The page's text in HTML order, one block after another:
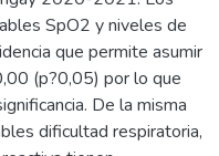
SpO2 y niveles de
que permite asumir
(p?0,05) por lo que
De la misma
dificultad respiratoria,